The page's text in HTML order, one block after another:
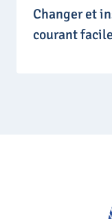
Changer et
courant